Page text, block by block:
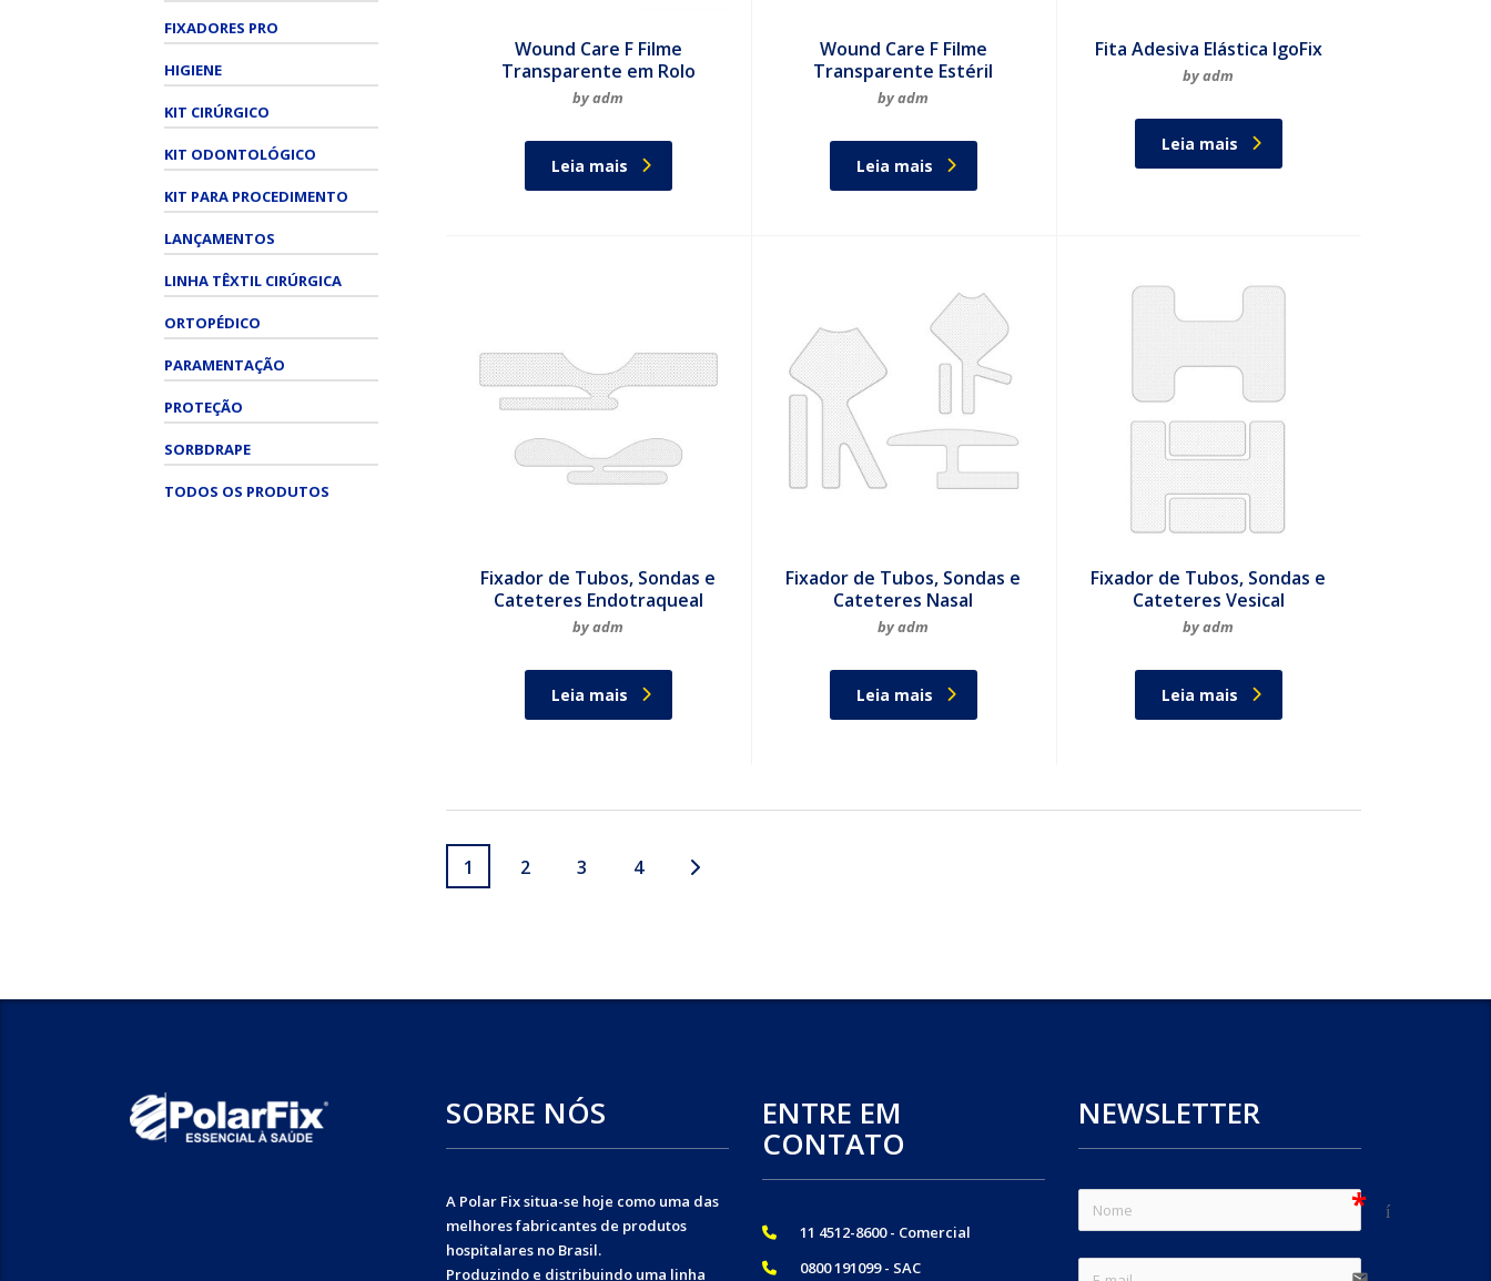
Wound Care F Filme
Transparente em Rolo
by adm
Leia mais
Wound Care F Filme
Transparente Estéril
by adm
Leia mais
Fita Adesiva Elástica IgoFix
by adm
Leia mais
Fixador de Tubos, Sondas e
Cateteres Endotraqueal
by adm
Leia mais
Fixador de Tubos, Sondas e
Cateteres Nasal
by adm
Leia mais
Fixador de Tubos, Sondas e
Cateteres Vesical
by adm
Leia mais
1 2 3 4
FIXADORES PRO
HIGIENE
KIT CIRÚRGICO
KIT ODONTOLÓGICO
KIT PARA PROCEDIMENTO
LANÇAMENTOS
LINHA TÊXTIL CIRÚRGICA
ORTOPÉDICO
PARAMENTAÇÃO
PROTEÇÃO
SORBDRAPE
TODOS OS PRODUTOS
SOBRE NÓS
A Polar Fix situa-se hoje como uma das
melhores fabricantes de produtos
hospitalares no Brasil.
Produzindo e distribuindo uma linha
ENTRE EM
CONTATO
11 4512-8600 - Comercial
0800 191099 - SAC
NEWSLETTER
sem ícone